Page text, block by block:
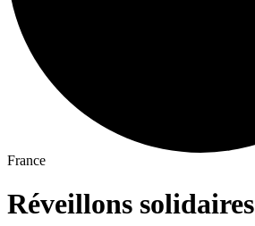
France
Réveillons solidaires